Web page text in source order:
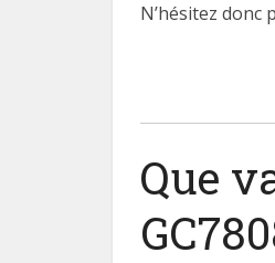
N’hésitez donc
Que